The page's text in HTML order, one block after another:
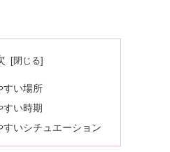
すい場所
すい時期
いシチュエーション